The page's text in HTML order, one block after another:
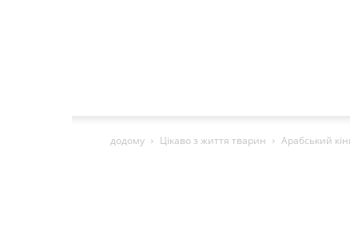
додому Цікаво з життя тварин Арабський